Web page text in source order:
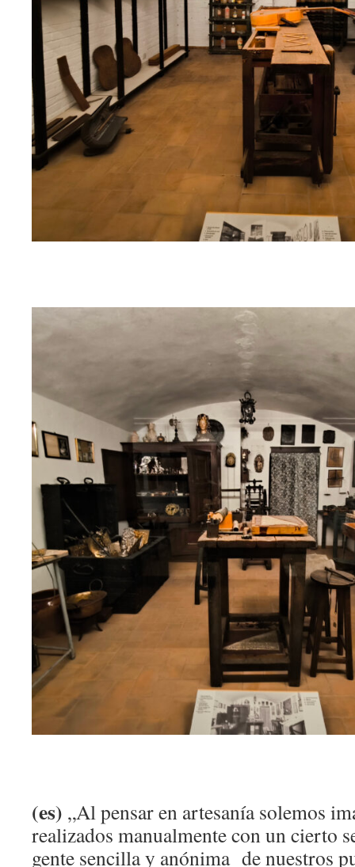
(es) „Al pensar en artesanía solemos
realizados manualmente con un cierto
gente sencilla y anónima de nuestros